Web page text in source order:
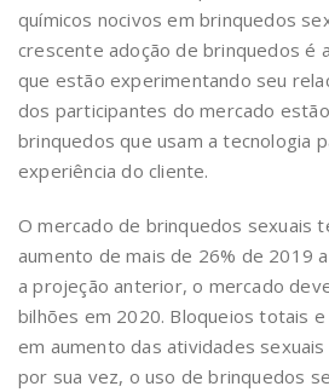
químicos nocivos em brinquedos
crescente adoção de brinquedos é
que estão experimentando seu
dos participantes do mercado
brinquedos que usam a tecnologia
experiência do cliente.
O mercado de brinquedos sexuais
aumento de mais de 26% de 2019
a projeção anterior, o mercado
bilhões em 2020. Bloqueios totais
em aumento das atividades
por sua vez, o uso de brinquedos